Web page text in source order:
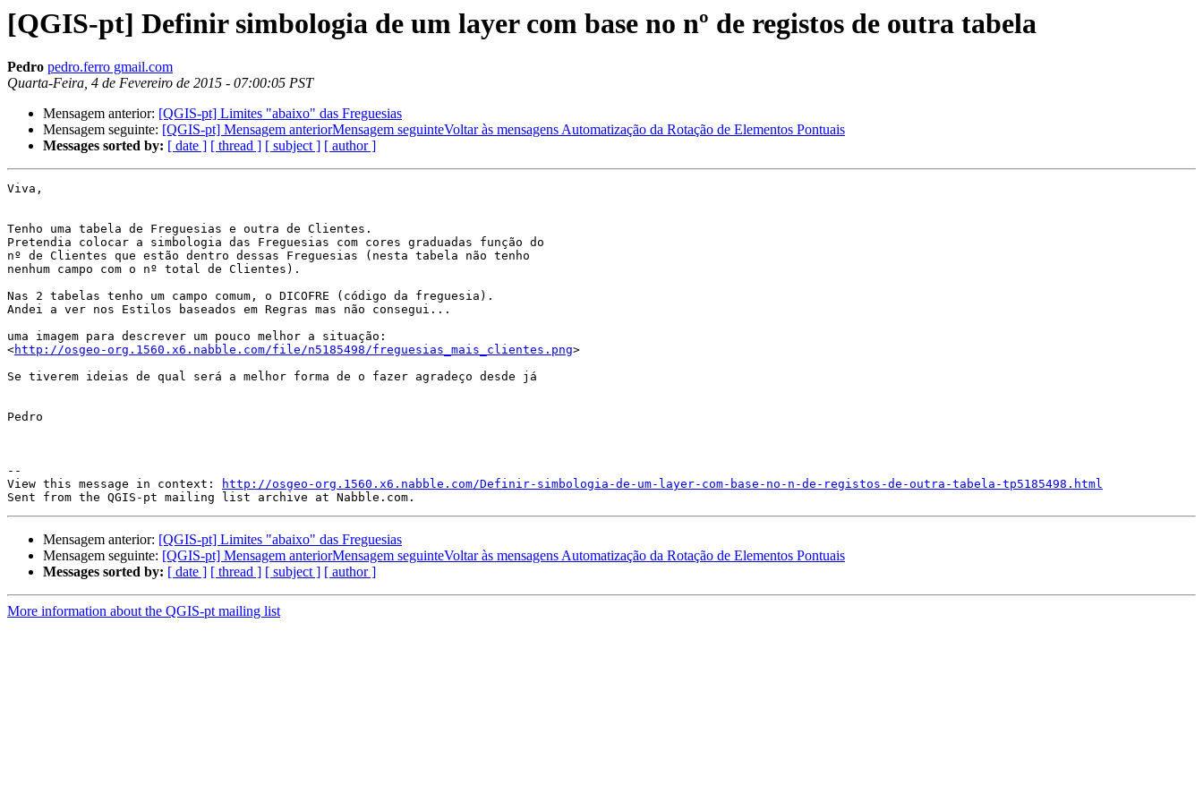
[QGIS-pt] Definir simbologia de um layer com base no nº de registos de outra tabela
Pedro pedro.ferro gmail.com
Quarta-Feira, 4 de Fevereiro de 2015 - 07:00:05 PST
Mensagem anterior: [QGIS-pt] Limites "abaixo" das Freguesias
Mensagem seguinte:
Messages sorted by: [ date ] [ thread ] [ subject ] [ author ]
Viva,
Tenho uma tabela de Freguesias e outra de Clientes.
Pretendia colocar a simbologia das Freguesias com cores graduadas função do
nº de Clientes que estão dentro dessas Freguesias (nesta tabela não tenho
nenhum campo com o nº total de Clientes).
Nas 2 tabelas tenho um campo comum, o DICOFRE (código da freguesia).
Andei a ver nos Estilos baseados em Regras mas não consegui...
uma imagem para descrever um pouco melhor a situação:
<http://osgeo-org.1560.x6.nabble.com/file/n5185498/freguesias_mais_clientes.png>
Se tiverem ideias de qual será a melhor forma de o fazer agradeço desde já
Pedro
--
View this message in context:
http://osgeo-org.1560.x6.nabble.com/Definir-simbologia-de-um-layer-com-base-no-n-de-registos-de-outra-tabela-tp5185498.html
Mensagem anterior: [QGIS-pt] Limites "abaixo" das Freguesias
Mensagem seguinte:
Messages sorted by: [ date ] [ thread ] [ subject ] [ author ]
More information about the QGIS-pt mailing list